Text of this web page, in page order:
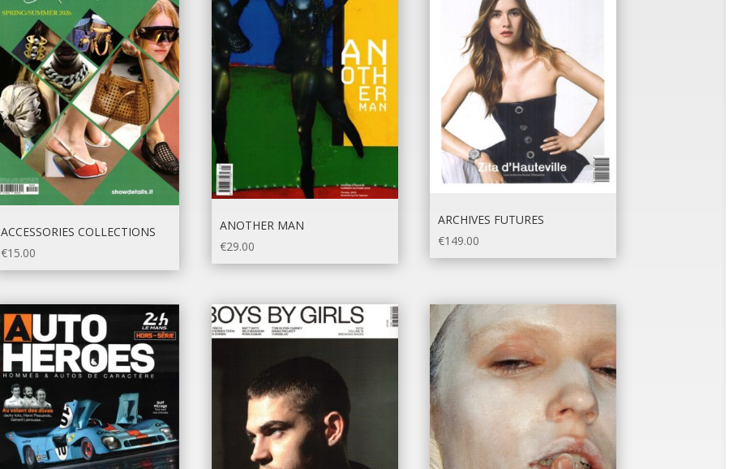
ACCESSORIES COLLECTIONS
€15.00
ANOTHER MAN
€29.00
ARCHIVES FUTURES
€149.00